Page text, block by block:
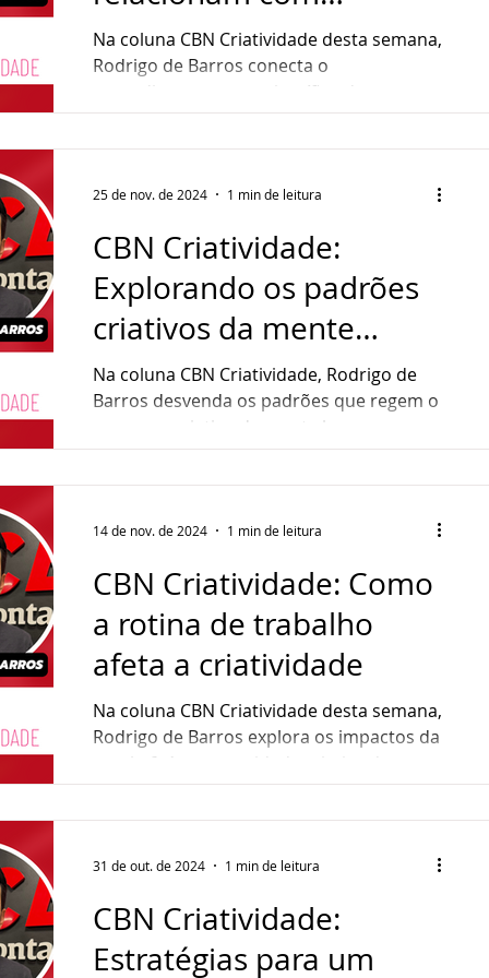
Sustentabilidade Gastronomia
criatividade
Na coluna CBN Criatividade desta semana,
Rodrigo de Barros conecta o
entendimento neurocientífico da
criatividade ao processo de sentir,...
CBN Criatividade:
Explorando os padrões
criativos da mente
humana
Na coluna CBN Criatividade, Rodrigo de
Barros desvenda os padrões que regem o
processo criativo da mente humana.
Confira!
25 de nov. de 2024 1 min de leitura
CBN Criatividade: Como
a rotina de trabalho
afeta a criatividade
Na coluna CBN Criatividade desta semana,
Rodrigo de Barros explora os impactos da
escala 6x1 na capacidade criativa dos
profissionais....
14 de nov. de 2024 1 min de leitura
CBN Criatividade:
Estratégias para um
31 de out. de 2024 1 min de leitura